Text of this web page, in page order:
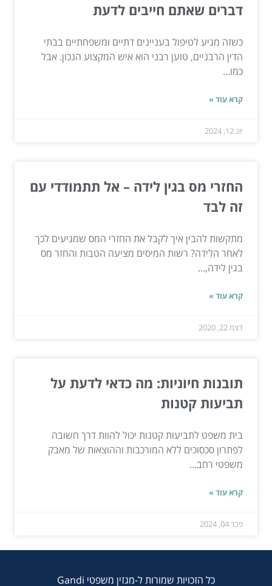
דברים שאתם חייבים לדעת
כשזה מגיע לטיפול בעניינים דתיים ומשפחתיים בבתי
הדין הרבניים, טוען רבני הוא איש המקצוע הנכון. אבל
כמו...
קרא עוד »
יונ 12, 2024
החזרי מס בגין לידה – אל תתמודדי עם
זה לבד
מתקשות להבין איך לקבל את החזרי המס שמגיעים לכך
לאחר הלידה? רשות המיסים מציעה הטבות והחזר מס
בגין לידה,...
קרא עוד »
דצמ 22, 2020
תובנות חיוניות: מה כדאי לדעת על
תביעות קטנות
בית משפט לתביעות קטנות יכול להוות דרך חשובה
לפתרון סכסוכים ללא המורכבות וההוצאות של מאבק
משפטי רחב...
קרא עוד »
פבר 04, 2024
כל הזכויות שמורות ל-מגזין משפטי Gandi